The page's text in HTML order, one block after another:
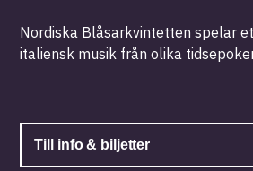
Nordiska Blåsarkvintetten spelar
italiensk musik från olika
Till info & biljetter